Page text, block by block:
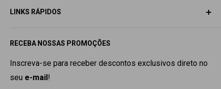
📲 +55 (11) 9 5330-5345
Seg. à Sex. 9:00hàs 18:00h
AVISO LEGAL
POLÍTICA DE PRIVACIDADE
POLÍTICA DE REEMBOLSO
POLÍTICA DE TROCAS
RECEBA NOSSAS PROMOÇÕES
Inscreva-se para receber descontos exclusivos direto no
seu e-mail!
LINKS RÁPIDOS
SARMS
PRÓ HORMONAL
DHEA